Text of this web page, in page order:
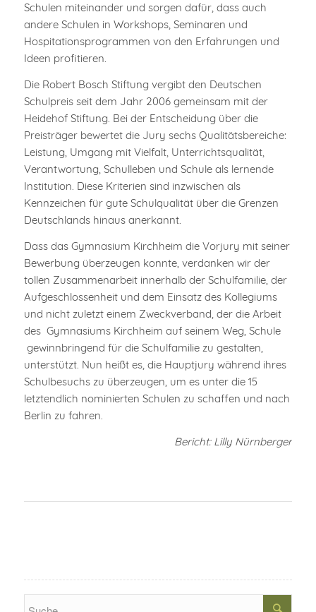
Schulen miteinander und sorgen dafür, dass auch
andere Schulen in Workshops, Seminaren und
Hospitationsprogrammen von den Erfahrungen und
Ideen profitieren.
Die Robert Bosch Stiftung vergibt den Deutschen
Schulpreis seit dem Jahr 2006 gemeinsam mit der
Heidehof Stiftung. Bei der Entscheidung über die
Preisträger bewertet die Jury sechs Qualitätsbereiche:
Leistung, Umgang mit Vielfalt, Unterrichtsqualität,
Verantwortung, Schulleben und Schule als lernende
Institution. Diese Kriterien sind inzwischen als
Kennzeichen für gute Schulqualität über die Grenzen
Deutschlands hinaus anerkannt.
Dass das Gymnasium Kirchheim die Vorjury mit seiner
Bewerbung überzeugen konnte, verdanken wir der
tollen Zusammenarbeit innerhalb der Schulfamilie, der
Aufgeschlossenheit und dem Einsatz des Kollegiums
und nicht zuletzt einem Zweckverband, der die Arbeit
des Gymnasiums Kirchheim auf seinem Weg, Schule
gewinnbringend für die Schulfamilie zu gestalten,
unterstützt. Nun heißt es, die Hauptjury während ihres
Schulbesuchs zu überzeugen, um es unter die 15
letztendlich nominierten Schulen zu schaffen und nach
Berlin zu fahren.
Bericht: Lilly Nürnberger